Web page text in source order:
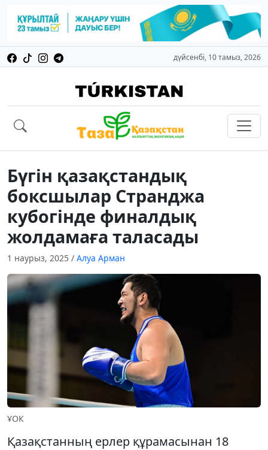
дүйсенбі, 10 тамыз, 2026
Бүгін қазақстандық
боксшылар Странджа
кубогінде финалдық
жолдамаға таласады
1 наурыз, 2025 / Алуа Арман
ҰОК
Қазақстанның ерлер құрамасынан 18